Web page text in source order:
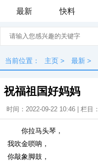
最新
快料
当前位置： 主页 > 最新 >
祝福祖国好妈妈
时间：2022-09-22 10:46 | 栏目：
你拉马头琴，
我吹金唢呐，
你敲象脚鼓，